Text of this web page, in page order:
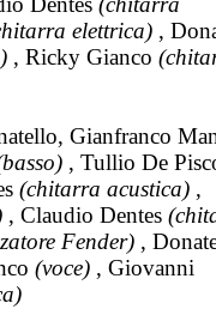
elettrica) ,
, Ricky Gianco
Gianfranco
, Tullio De
(chitarra acustica) ,
, Claudio Dentes
Fender) ,
(voce) , Giovanni